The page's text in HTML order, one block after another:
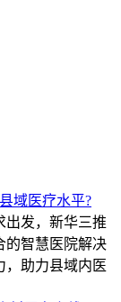
域医疗水平?
出发，新华三推
的智慧医院解决
，助力县域内医